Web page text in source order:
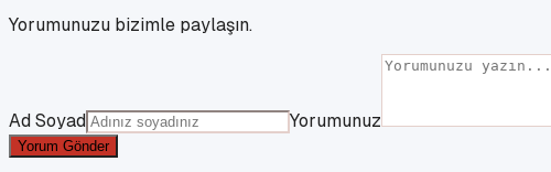
Yorumunuzu bizimle paylaşın.
Ad Soyad Yorumunuz
Yorum Gönder